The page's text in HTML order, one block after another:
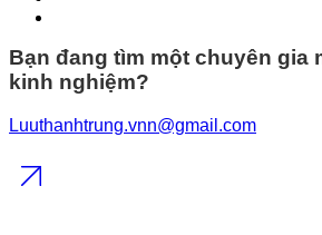
Bạn đang tìm một chuyên gia
kinh nghiệm?
Luuthanhtrung.vnn@gmail.com